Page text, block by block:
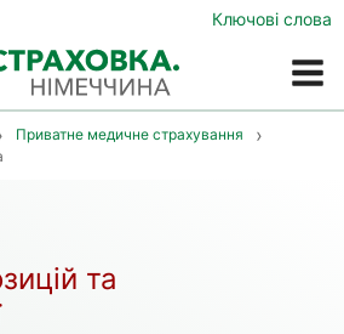
Меню
Ключові слова
Приватне медичне страхування
та